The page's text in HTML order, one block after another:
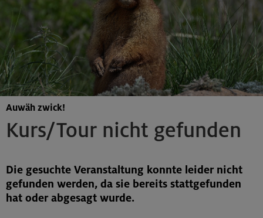
Kurs/Tour nicht gefunden
Auwäh zwick!
Die gesuchte Veranstaltung konnte leider nicht
gefunden werden, da sie bereits stattgefunden
hat oder abgesagt wurde.